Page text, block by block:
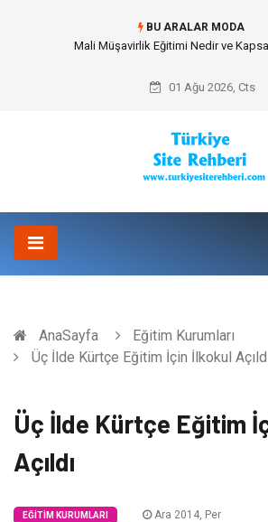
BU ARALAR MODA
Forma Yaptırma Girişimiyle Akademik Spor
01 Ağu 2026, Cts
AnaSayfa
Eğitim Kurumları
Üç İlde Kürtçe Eğitim İçin İlkokul
Üç İlde Kürtçe Eğitim
Açıldı
EĞITIM KURUMLARI Ara 2014, Per